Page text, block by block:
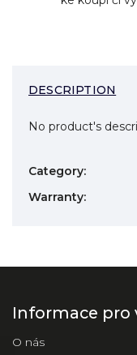
DESCRIPTION
No product's
Category:
Warranty:
Informace pro
O nás